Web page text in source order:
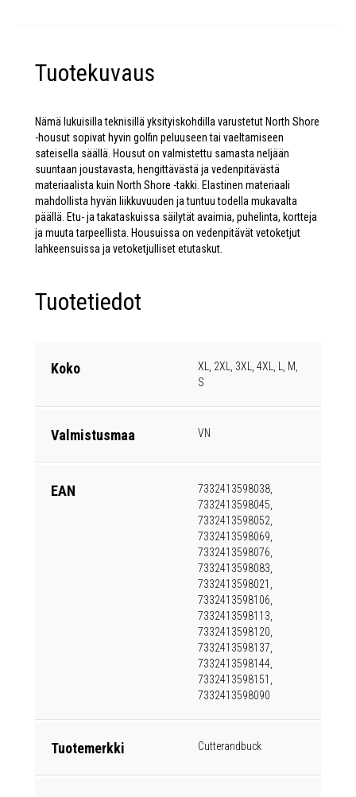
Tuotekuvaus
Nämä lukuisilla teknisillä yksityiskohdilla varustetut North Shore
-housut sopivat hyvin golfin peluuseen tai vaeltamiseen
sateisella säällä. Housut on valmistettu samasta neljään
suuntaan joustavasta, hengittävästä ja vedenpitävästä
materiaalista kuin North Shore -takki. Elastinen materiaali
mahdollista hyvän liikkuvuuden ja tuntuu todella mukavalta
päällä. Etu- ja takataskuissa säilytät avaimia, puhelinta, kortteja
ja muuta tarpeellista. Housuissa on vedenpitävät vetoketjut
lahkeensuissa ja vetoketjulliset etutaskut.
Tuotetiedot
Koko
XL, 2XL, 3XL, 4XL, L, M,
S
Valmistusmaa VN
EAN
7332413598038,
7332413598045,
7332413598052,
7332413598069,
7332413598076,
7332413598083,
7332413598021,
7332413598106,
7332413598113,
7332413598120,
7332413598137,
7332413598144,
7332413598151,
7332413598090
Tuotemerkki Cutterandbuck